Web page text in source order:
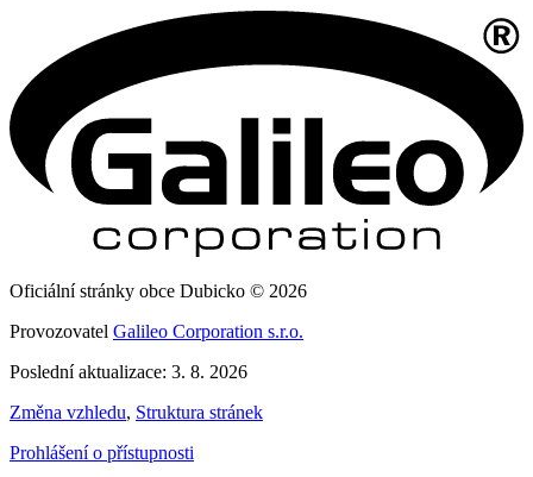
Oficiální stránky obce Dubicko © 2026
Provozovatel Galileo Corporation s.r.o.
Poslední aktualizace: 3. 8. 2026
Změna vzhledu, Struktura stránek
Prohlášení o přístupnosti